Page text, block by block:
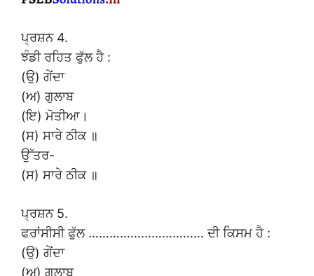
ਪ੍ਰਸ਼ਨ 4.
ਝੰਡੀ ਰਹਿਤ ਫੁੱਲ ਹੈ :
(ਉ) ਗੇਂਦਾ
(ਅ) ਗੁਲਾਬ
(ਇ) ਮੋਤੀਆ।
(ਸ) ਸਾਰੇ ਠੀਕ ॥
ਉੱਤਰ-
(ਸ) ਸਾਰੇ ਠੀਕ ॥
ਪ੍ਰਸ਼ਨ 5.
ਫਰਾਂਸੀਸੀ ਫੁੱਲ …………………………… ਦੀ ਕਿਸਮ ਹੈ :
(ਉ) ਗੇਂਦਾ
(ਅ) ਗੁਲਾਬ